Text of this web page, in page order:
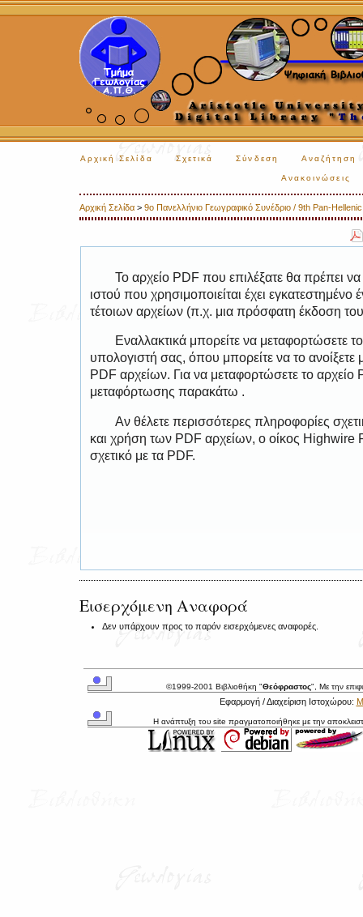
Αρχική Σελίδα Σχετικά Σύνδεση Αναζήτηση
Ανακοινώσεις
Αρχική Σελίδα > 9ο Πανελλήνιο Γεωγραφικό Συνέδριο / 9th Pan-
Το αρχείο PDF που επιλέξατε θα πρέπει
ιστού που χρησιμοποιείται έχει
τέτοιων αρχείων (π.χ. μια πρόσφατη έκδοση
Εναλλακτικά μπορείτε να μεταφορτώσετε
υπολογιστή σας, όπου μπορείτε να το
PDF αρχείων. Για να μεταφορτώσετε το
μεταφόρτωσης παρακάτω .
Αν θέλετε περισσότερες πληροφορίες
και χρήση των PDF αρχείων, ο οίκος Highwire
σχετικό με τα PDF.
Εισερχόμενη Αναφορά
Δεν υπάρχουν προς το παρόν εισερχόμενες αναφορές.
©1999-2001 Βιβλιοθήκη "Θεόφραστος", Με την
Εφαρμογή / Διαχείριση Ιστοχώρου:
Η ανάπτυξη του site πραγματοποιήθηκε με την